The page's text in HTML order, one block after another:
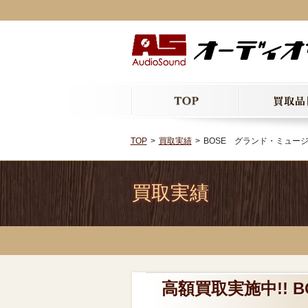
TOP 買取実績 BOSE グランド・ミュー
買取実績
高額買取実施中!!